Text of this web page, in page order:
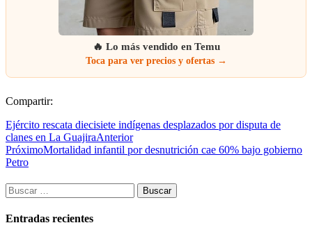
🔥 Lo más vendido en Temu
Toca para ver precios y ofertas →
Compartir:
Ejército rescata diecisiete indígenas desplazados por disputa de
clanes en La GuajiraAnterior
PróximoMortalidad infantil por desnutrición cae 60% bajo gobierno
Petro
Buscar:
Entradas recientes